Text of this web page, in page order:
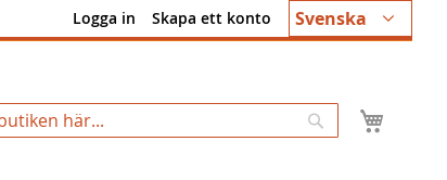
Språk
Svenska
Logga in Skapa ett konto
Sök